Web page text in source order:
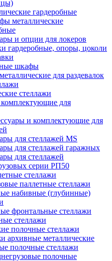
гардеробные
металлические
и опции для локеров
гардеробные, опоры, цоколи
шкафы
для раздевалок
стеллажи
для
и комплектующие для
для стеллажей MS
для стеллажей гаражных
для стеллажей
серии РП50
стеллажи
паллетные стеллажи
набивные (глубинные)
фронтальные стеллажи
стеллажи
полочные стеллажи
архивные металлические
полочные стеллажи
полочные